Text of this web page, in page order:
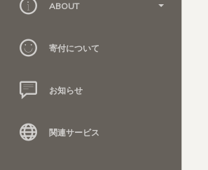
ABOUT
寄付について
お知らせ
関連サービス